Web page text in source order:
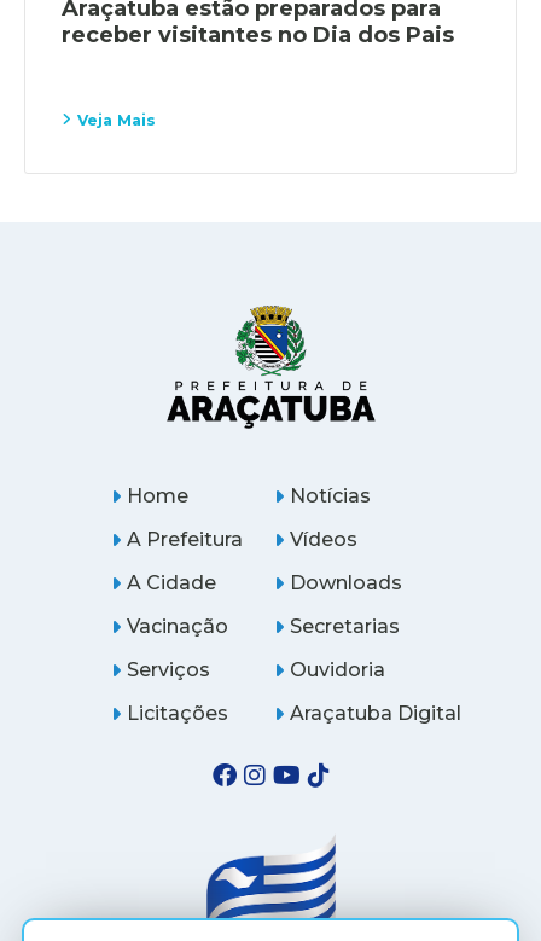
Araçatuba estão preparados para
receber visitantes no Dia dos Pais
Veja Mais
Home
A Prefeitura
A Cidade
Notícias
Vídeos
Downloads
Vacinação
Serviços
Licitações
Secretarias
Ouvidoria
Araçatuba Digital